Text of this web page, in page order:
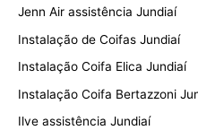
Jenn Air assistência Jundiaí
Instalação de Coifas Jundiaí
Instalação Coifa Elica Jundiaí
Instalação Coifa Bertazzoni
Ilve assistência Jundiaí